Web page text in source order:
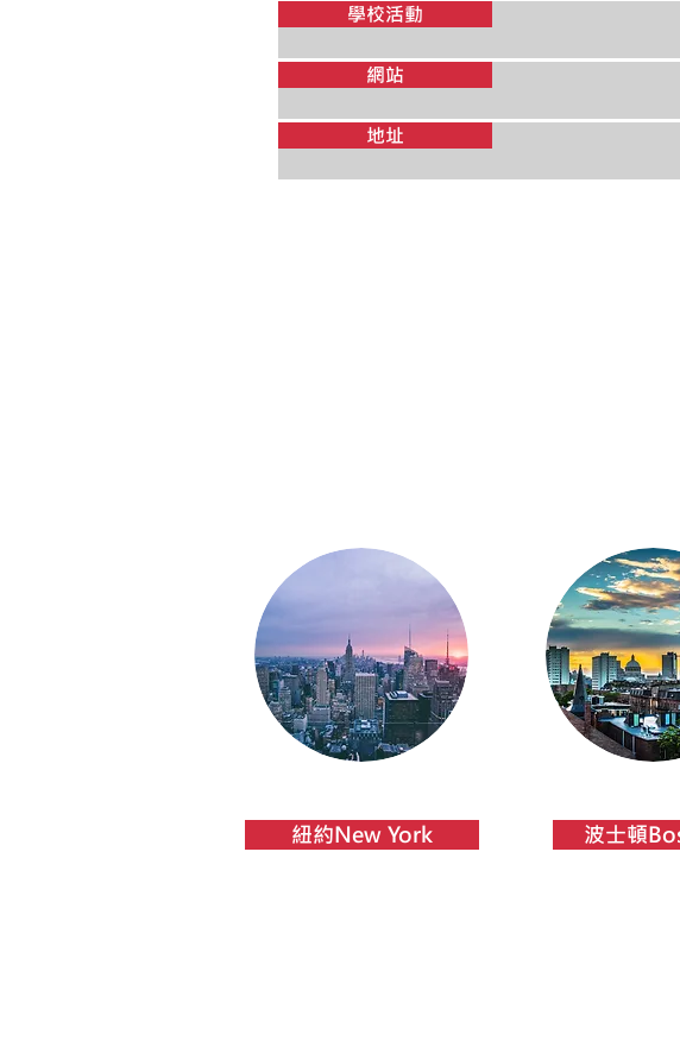
學校活動
網站
地址
紐約New York 波士頓